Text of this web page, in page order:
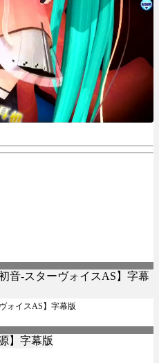
ォイスAS】字幕版